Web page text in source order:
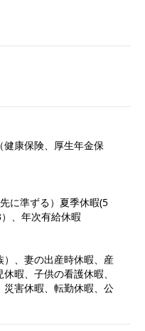
康保険、厚生年金保
に準ずる）夏季休暇(5
、年次有給休暇
、妻の出産時休暇、産
暇、子供の看護休暇、
害休暇、転勤休暇、公